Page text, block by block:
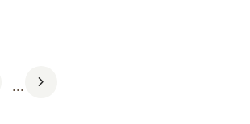
... chevron_right